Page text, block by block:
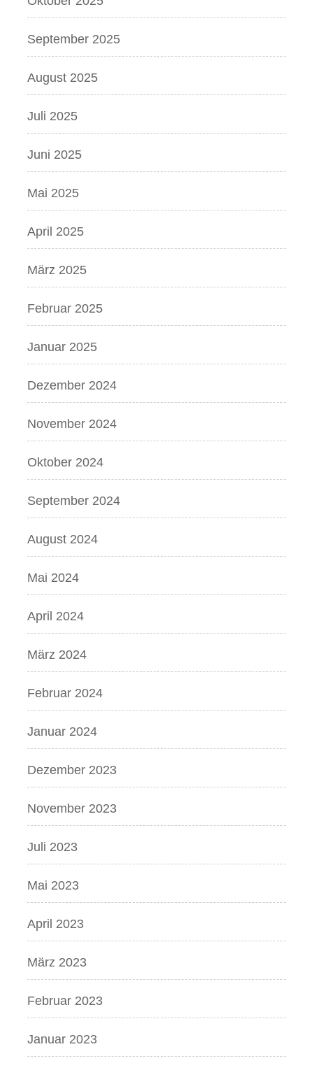
September 2025
August 2025
Juli 2025
Juni 2025
Mai 2025
April 2025
März 2025
Februar 2025
Januar 2025
Dezember 2024
November 2024
Oktober 2024
September 2024
August 2024
Mai 2024
April 2024
März 2024
Februar 2024
Januar 2024
Dezember 2023
November 2023
Juli 2023
Mai 2023
April 2023
März 2023
Februar 2023
Januar 2023